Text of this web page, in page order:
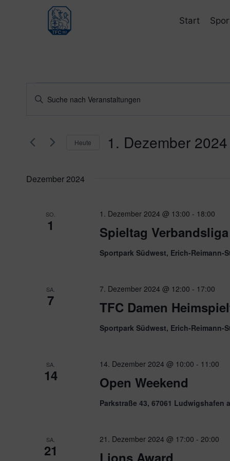
Start
Veranstaltungen
Veranstaltungen
und
Navigation
Bitte
Suche
Schlüsselwort.
Heute 1. Dezember 2024
Dezember 2024
SO.
1 Spieltag
1. Dezember 2024 @ 13:00 - 18:00
Sportpark Südwest, Erich-Reimann-
SA.
7 TFC Damen
7. Dezember 2024 @ 12:00 - 17:00
Sportpark Südwest, Erich-Reimann-
SA.
14 Open Weekend
14. Dezember 2024 @ 10:00 - 11:00
Parkstraße 43, 67061 Ludwigshafen
SA.
21 Lions Award
21. Dezember 2024 @ 17:00 -20:00